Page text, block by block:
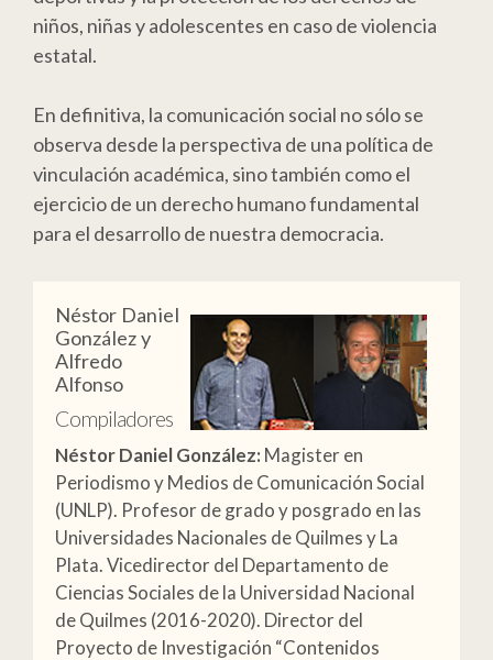
niños, niñas y adolescentes en caso de violencia
estatal.
En definitiva, la comunicación social no sólo se
observa desde la perspectiva de una política de
vinculación académica, sino también como el
ejercicio de un derecho humano fundamental
para el desarrollo de nuestra democracia.
Néstor Daniel
González y
Alfredo
Alfonso
Compiladores
Néstor Daniel González: Magister en
Periodismo y Medios de Comunicación Social
(UNLP). Profesor de grado y posgrado en las
Universidades Nacionales de Quilmes y La
Plata. Vicedirector del Departamento de
Ciencias Sociales de la Universidad Nacional
de Quilmes (2016-2020). Director del
Proyecto de Investigación “Contenidos